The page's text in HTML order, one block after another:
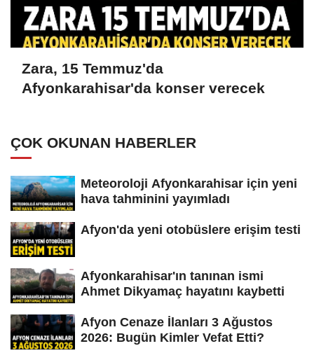
Zara, 15 Temmuz'da
Afyonkarahisar'da konser verecek
ÇOK OKUNAN HABERLER
Meteoroloji Afyonkarahisar için yeni
hava tahminini yayımladı
Afyon'da yeni otobüslere erişim testi
Afyonkarahisar'ın tanınan ismi
Ahmet Dikyamaç hayatını kaybetti
Afyon Cenaze İlanları 3 Ağustos
2026: Bugün Kimler Vefat Etti?